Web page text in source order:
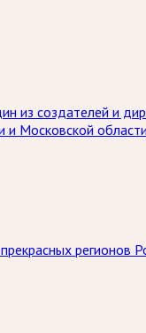
из создателей и
и Московской
регионов